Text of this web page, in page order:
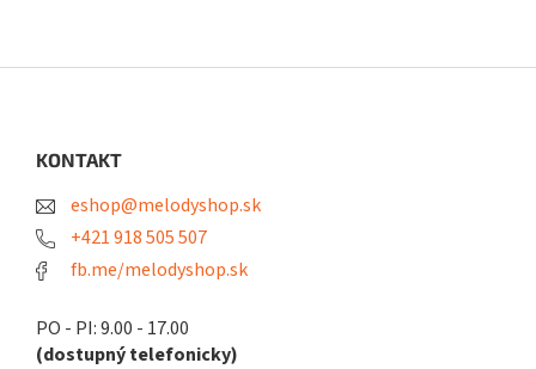
KONTAKT
eshop@melodyshop.sk
+421 918 505 507
fb.me/melodyshop.sk
PO - PI: 9.00 - 17.00
(dostupný telefonicky)